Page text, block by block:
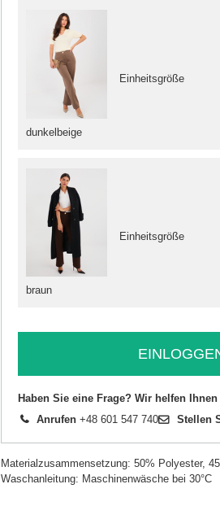
dunkelbeige
Einheitsgröße
braun
Einheitsgröße
Haben Sie eine Frage? Wir helfen Ihnen
Anrufen +48 601 547 740 Stellen
Materialzusammensetzung: 50% Polyester,
Waschanleitung: Maschinenwäsche bei 30°C